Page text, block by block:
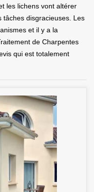
les lichens vont altérer
tâches disgracieuses. Les
et il y a la
de Charpentes
qui est totalement